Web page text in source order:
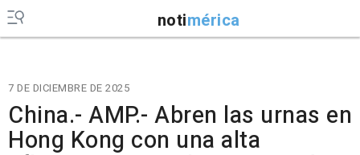
notimérica
7 DE DICIEMBRE DE 2025
China.- AMP.- Abren las urnas en
Hong Kong con una alta